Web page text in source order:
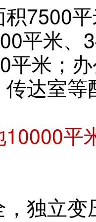
7500
平米、
平米；
达室
平
独立